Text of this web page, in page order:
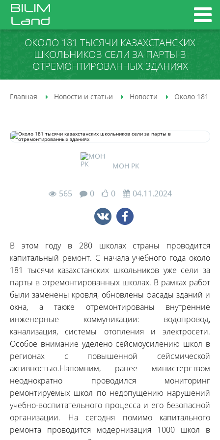
ОКОЛО 181 ТЫСЯЧИ КАЗАХСТАНСКИХ
ШКОЛЬНИКОВ СЕЛИ ЗА ПАРТЫ В
ОТРЕМОНТИРОВАННЫХ ЗДАНИЯХ
Главная Новости и статьи Новости Около 181
МОН РК
565 0 0 04.11.2024
В этом году в 280 школах страны проводится
капитальный ремонт. С начала учебного года около
181 тысячи казахстанских школьников уже сели за
парты в отремонтированных школах. В рамках работ
были заменены кровля, обновлены фасады зданий и
окна, а также отремонтированы внутренние
инженерные коммуникации: водопровод,
канализация, системы отопления и электросети.
Особое внимание уделено сейсмоусилению школ в
регионах с повышенной сейсмической
активностью.Напомним, ранее министерством
неоднократно проводился мониторинг
ремонтируемых школ по недопущению нарушений
учебно-воспитательного процесса и его безопасной
организации. На сегодня помимо капитального
ремонта проводится модернизация 1000 школ в